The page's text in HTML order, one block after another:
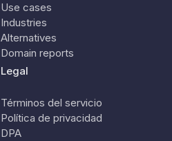
Use cases
Industries
Alternatives
Domain reports
Legal
Términos del servicio
Política de privacidad
DPA